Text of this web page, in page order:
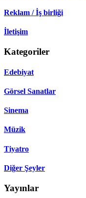
Reklam / İş birliği
İletişim
Kategoriler
Edebiyat
Görsel Sanatlar
Sinema
Müzik
Tiyatro
Diğer Şeyler
Yayınlar